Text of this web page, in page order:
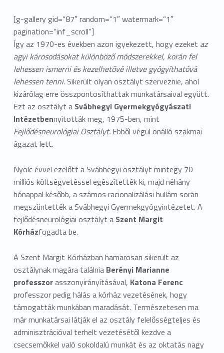
[g-gallery gid=”87″ random=”1″ watermark=”1″
pagination=”inf_scroll”]
Így az 1970-es években azon igyekezett, hogy ezeket az
agyi károsodásokat különböző módszerekkel, korán fel
lehessen ismerni és kezelhetővé illetve gyógyíthatóvá
lehessen tenni.Sikerült olyan osztályt szerveznie, ahol
kizárólag erre összpontosíthattak munkatársaival együtt.
Ezt az osztályt a Svábhegyi Gyermekgyógyászati
Intézetbennyitották meg, 1975-ben, mint
Fejlődésneurológiai Osztályt.Ebből végül önálló szakmai
ágazat lett.
Nyolc évvel ezelőtt a Svábhegyi osztályt mintegy 70
milliós költségvetéssel egészítették ki, majd néhány
hónappal később, a számos racionalizálási hullám során
megszüntették a Svábhegyi Gyermekgyógyintézetet. A
fejlődésneurológiai osztályt a Szent Margit
Kórházfogadta be.
A Szent Margit Kórházban hamarosan sikerült az
osztálynak magára találniaBerényi Marianne
professzorasszonyirányításával, Katona Ferenc
professzor pedig hálás a kórház vezetésének, hogy
támogatták munkában maradását. Természetesen ma
már munkatársai látják el az osztály felelősségteljes és
adminisztrációval terhelt vezetésétől kezdve a
csecsemőkkel való sokoldalú munkát és az oktatás nagy